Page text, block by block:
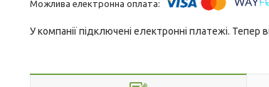
У компанії підключені електронні платежі.